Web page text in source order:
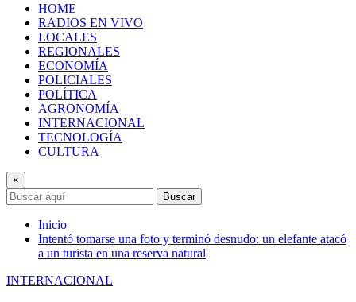
HOME
RADIOS EN VIVO
LOCALES
REGIONALES
ECONOMÍA
POLICIALES
POLÍTICA
AGRONOMÍA
INTERNACIONAL
TECNOLOGÍA
CULTURA
×
Buscar
Inicio
Intentó tomarse una foto y terminó desnudo: un elefante atacó
a un turista en una reserva natural
INTERNACIONAL